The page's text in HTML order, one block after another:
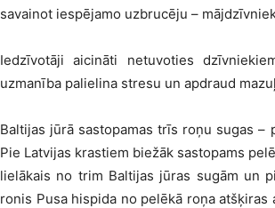
savainot iespējamo uzbrucēju –
Iedzīvotāji aicināti netuvoties
uzmanība palielina stresu un apdraud
Baltijas jūrā sastopamas trīs roņu sugas
Pie Latvijas krastiem biežāk sastopams
lielākais no trim Baltijas jūras sugām un
ronis Pusa hispida no pelēkā roņa